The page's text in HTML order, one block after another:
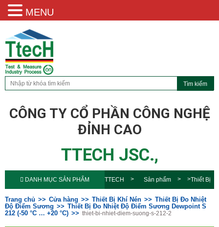
CÔNG TY CỔ PHẦN CÔNG NGHỆ
ĐỈNH CAO
TTECH JSC.,
DANH MỤC SẢN PHẨM TTECH Sản phẩm Thiết Bị
Đo Nhiệt Độ Điểm Sương Dewpoint S
212 (-50 °C … +20 °C)
Trang chủ Cửa hàng Thiết Bị Khí Nén
Thiết Bị Đo Nhiệt
Độ Điểm Sương
Thiết Bị Đo Nhiệt Độ Điểm Sương Dewpoint S
212 (-50 °C … +20 °C)
thiet-bi-nhiet-diem-suong-s-212-2
MENU